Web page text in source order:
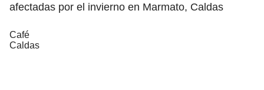
afectadas por el invierno en Marmato, Caldas
Café
Caldas